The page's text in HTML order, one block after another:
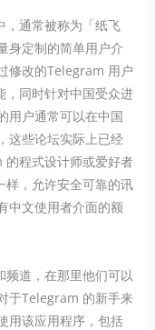
通常被称为「纸飞
身定制的简单用户介
修改的Telegram 用户
同时针对中国受众进
用户通常可以在中国
这些论坛实际上已经
程式设计师或爱好者
，允许安全可靠的讯
中文使用者介面的额
道，在那里他们可以
于Telegram 的新手来
用该应用程序，包括